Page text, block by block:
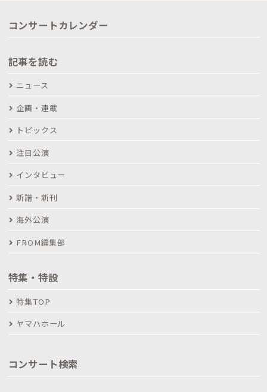
コンサートカレンダー
記事を読む
ニュース
企画・連載
トピックス
注目公演
インタビュー
新譜・新刊
海外公演
FROM編集部
特集・特設
特集TOP
ヤマハホール
コンサート検索